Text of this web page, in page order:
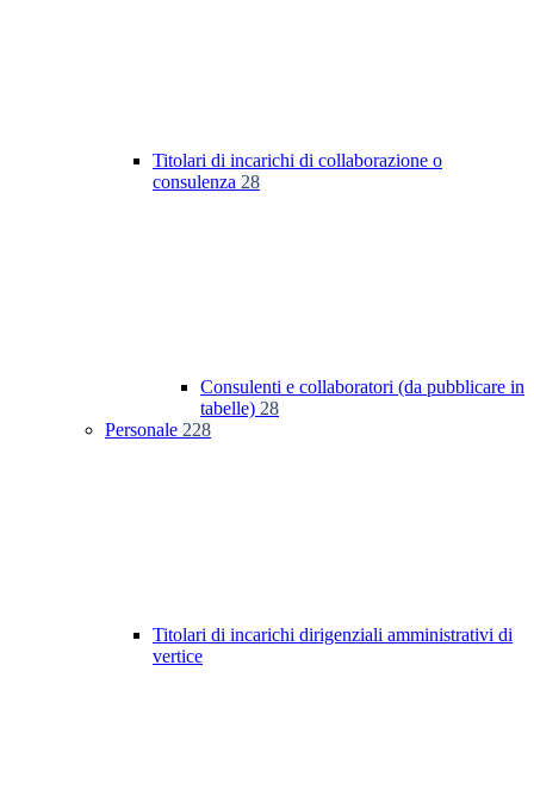
Titolari di incarichi di collaborazione o
consulenza 28
Consulenti e collaboratori (da pubblicare in
tabelle) 28
Personale 228
Titolari di incarichi dirigenziali amministrativi di
vertice